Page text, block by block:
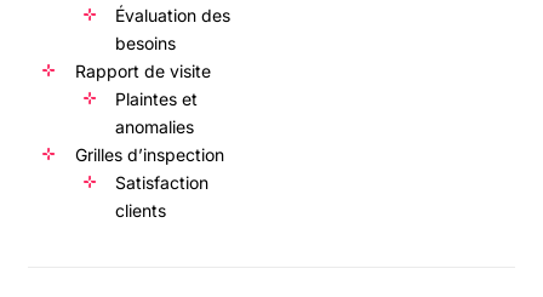
Évaluation des
besoins
Rapport de visite
Plaintes et
anomalies
Grilles d’inspection
Satisfaction
clients